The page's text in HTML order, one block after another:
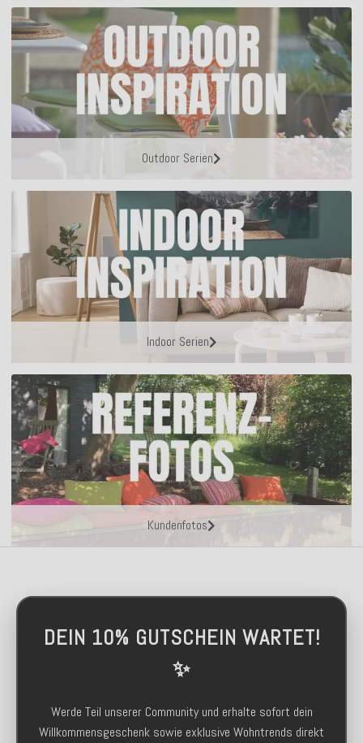
Outdoor Serien
Indoor Serien
Kundenfotos
DEIN 10% GUTSCHEIN WARTET!
✨
Werde Teil unserer Community und erhalte sofort dein
Willkommensgeschenk sowie exklusive Wohntrends direkt